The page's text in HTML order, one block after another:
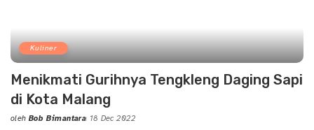
Kuliner
Menikmati Gurihnya Tengkleng Daging Sapi
di Kota Malang
Posted
oleh Bob Bimantara 18 Dec 2022